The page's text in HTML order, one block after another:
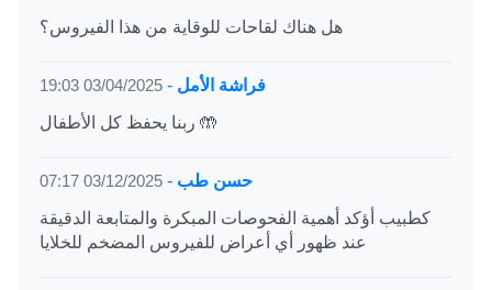
هل هناك لقاحات للوقاية من هذا الفيروس؟
فراشة الأمل -
03/04/2025 19:03
ربنا يحفظ كل الأطفال 🤲
حسن طب -
03/12/2025 07:17
كطبيب أؤكد أهمية الفحوصات المبكرة والمتابعة الدقيقة
عند ظهور أي أعراض للفيروس المضخم للخلايا